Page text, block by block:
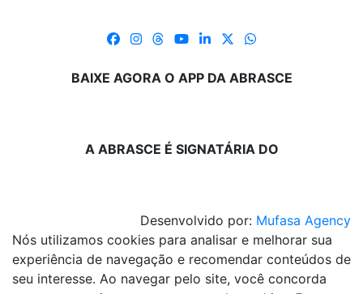
BAIXE AGORA O APP DA ABRASCE
A ABRASCE É SIGNATÁRIA DO
Desenvolvido por: Mufasa Agency
Nós utilizamos cookies para analisar e melhorar sua
experiência de navegação e recomendar conteúdos de
seu interesse. Ao navegar pelo site, você concorda